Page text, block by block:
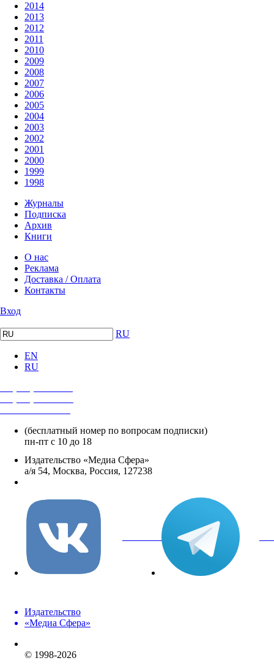
2014
2013
2012
2011
2010
2009
2008
2007
2006
2005
2004
2003
2002
2001
2000
1999
1998
Журналы
Подписка
Архив
Книги
О нас
Реклама
Доставка / Оплата
Контакты
Вход
RU
EN
RU
(бесплатный номер по вопросам подписки)
пн-пт с 10 до 18
Издательство «Медиа Сфера»
а/я 54, Москва, Россия, 127238
вКонтакте
Издательство
«Медиа Сфера»
© 1998-2026